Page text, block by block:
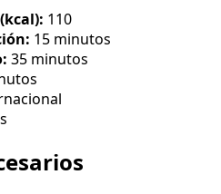
110
15 minutos
35 minutos